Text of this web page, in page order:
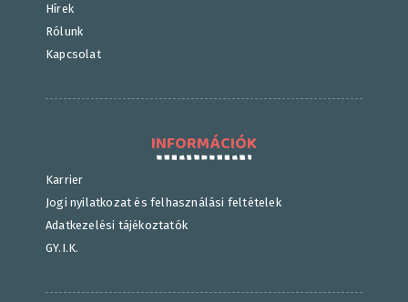
Hírek
Rólunk
Kapcsolat
INFORMÁCIÓK
Karrier
Jogi nyilatkozat és felhasználási feltételek
Adatkezelési tájékoztatók
GY.I.K.